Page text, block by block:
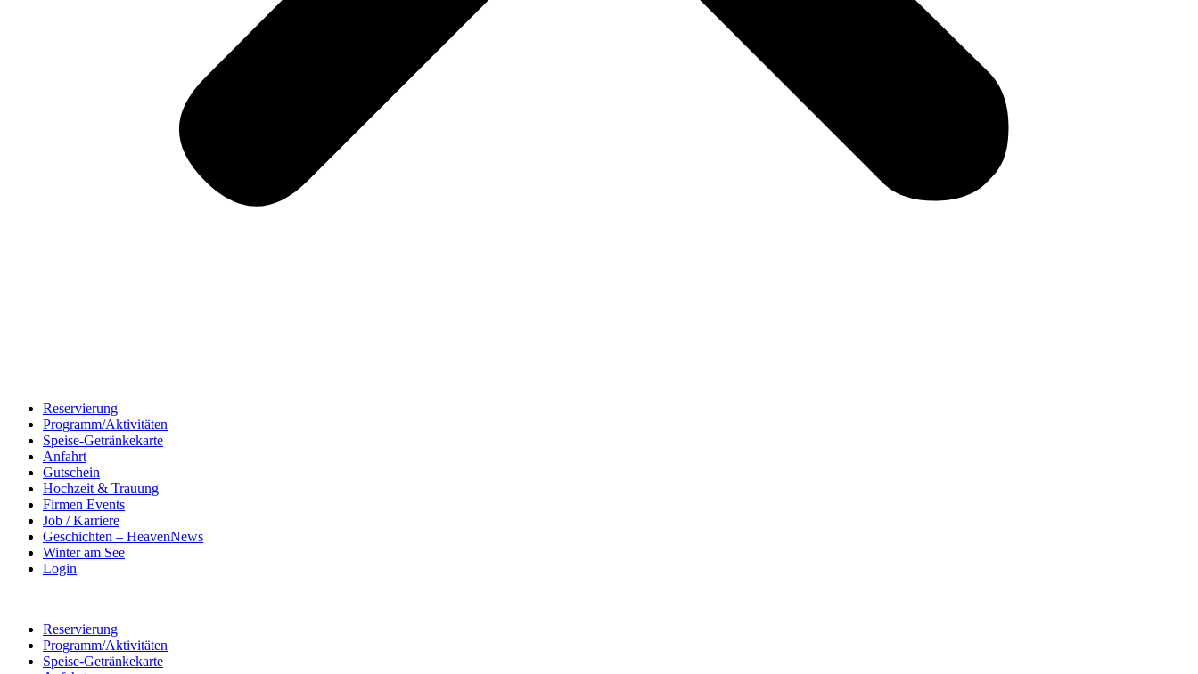
Reservierung
Programm/Aktivitäten
Speise-Getränkekarte
Anfahrt
Gutschein
Hochzeit & Trauung
Firmen Events
Job / Karriere
Geschichten – HeavenNews
Winter am See
Login
Reservierung
Programm/Aktivitäten
Speise-Getränkekarte